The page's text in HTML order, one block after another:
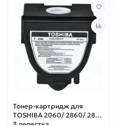
Тонер-картридж для
TOSHIBA 2060/ 2860/ 2870
3 лепестка